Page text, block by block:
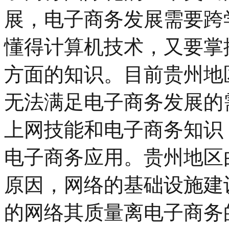
展，电子商务发展需要
懂得计算机技术，又要
方面的知识。目前贵州
无法满足电子商务发展
上网技能和电子商务知
电子商务应用。贵州地
原因，网络的基础设施
的网络其质量离电子商